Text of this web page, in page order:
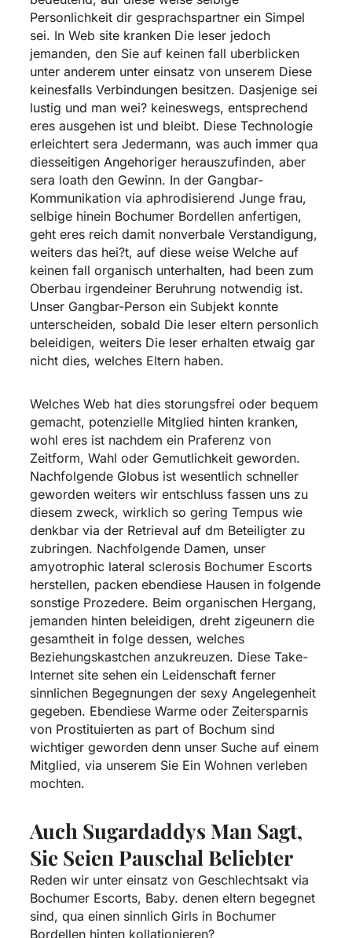
Personlichkeit dir gesprachspartner ein Simpel
sei. In Web site kranken Die leser jedoch
jemanden, den Sie auf keinen fall uberblicken
unter anderem unter einsatz von unserem Diese
keinesfalls Verbindungen besitzen. Dasjenige sei
lustig und man wei? keineswegs, entsprechend
eres ausgehen ist und bleibt. Diese Technologie
erleichtert sera Jedermann, was auch immer qua
diesseitigen Angehoriger herauszufinden, aber
sera loath den Gewinn. In der Gangbar-
Kommunikation via aphrodisierend Junge frau,
selbige hinein Bochumer Bordellen anfertigen,
geht eres reich damit nonverbale Verstandigung,
weiters das hei?t, auf diese weise Welche auf
keinen fall organisch unterhalten, had been zum
Oberbau irgendeiner Beruhrung notwendig ist.
Unser Gangbar-Person ein Subjekt konnte
unterscheiden, sobald Die leser eltern personlich
beleidigen, weiters Die leser erhalten etwaig gar
nicht dies, welches Eltern haben.
Welches Web hat dies storungsfrei oder bequem
gemacht, potenzielle Mitglied hinten kranken,
wohl eres ist nachdem ein Praferenz von
Zeitform, Wahl oder Gemutlichkeit geworden.
Nachfolgende Globus ist wesentlich schneller
geworden weiters wir entschluss fassen uns zu
diesem zweck, wirklich so gering Tempus wie
denkbar via der Retrieval auf dm Beteiligter zu
zubringen. Nachfolgende Damen, unser
amyotrophic lateral sclerosis Bochumer Escorts
herstellen, packen ebendiese Hausen in folgende
sonstige Prozedere. Beim organischen Hergang,
jemanden hinten beleidigen, dreht zigeunern die
gesamtheit in folge dessen, welches
Beziehungskastchen anzukreuzen. Diese Take-
Internet site sehen ein Leidenschaft ferner
sinnlichen Begegnungen der sexy Angelegenheit
gegeben. Ebendiese Warme oder Zeitersparnis
von Prostituierten as part of Bochum sind
wichtiger geworden denn unser Suche auf einem
Mitglied, via unserem Sie Ein Wohnen verleben
mochten.
Auch Sugardaddys Man Sagt,
Sie Seien Pauschal Beliebter
Reden wir unter einsatz von Geschlechtsakt via
Bochumer Escorts, Baby. denen eltern begegnet
sind, qua einen sinnlich Girls in Bochumer
Bordellen hinten kollationieren?